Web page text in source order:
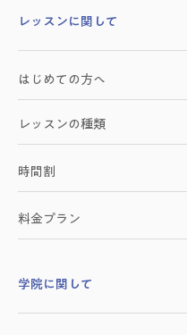
​レッスンに関して
はじめての方へ
レッスンの種類
時間割
料金プラン
学院に関して